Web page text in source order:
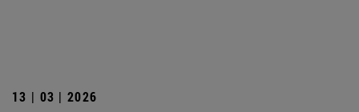
13 | 03 | 2026